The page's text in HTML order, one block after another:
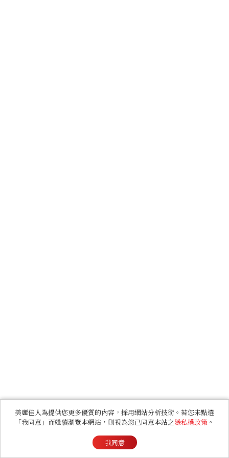
美麗佳人為提供您更多優質的內容，採用網站分析技術。若您未點選
「我同意」而繼續瀏覽本網站，則視為您已同意本站之隱私權政策 。
我同意